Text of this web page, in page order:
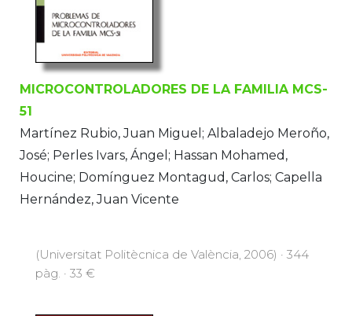
MICROCONTROLADORES DE LA FAMILIA MCS-
51
Martínez Rubio, Juan Miguel; Albaladejo Meroño,
José; Perles Ivars, Ángel; Hassan Mohamed,
Houcine; Domínguez Montagud, Carlos; Capella
Hernández, Juan Vicente
(Universitat Politècnica de València, 2006) · 344
pàg. · 33 €